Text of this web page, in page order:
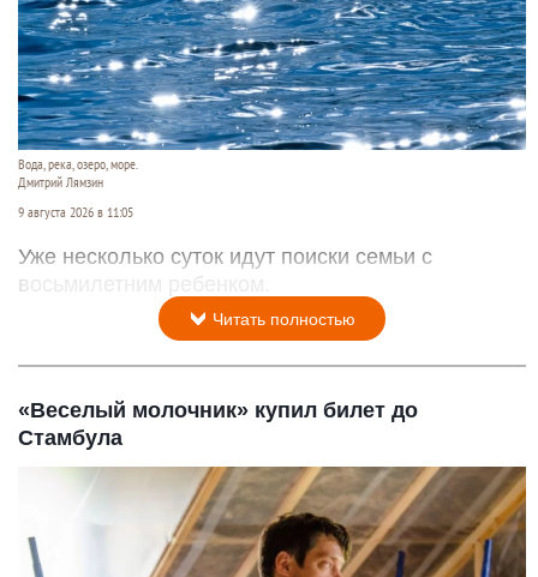
Вода, река, озеро, море.
Дмитрий Лямзин
9 августа 2026 в 11:05
Уже несколько суток идут поиски семьи с
восьмилетним ребенком.
Читать полностью
«Веселый молочник» купил билет до
Стамбула